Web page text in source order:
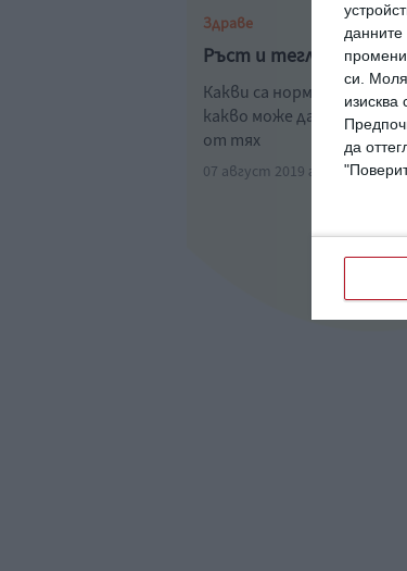
си.
изисква
да
Здраве
Ръст и тегло на
Какви са нормите месец
какво може да се дължат
от тях
07 август 2019 г.